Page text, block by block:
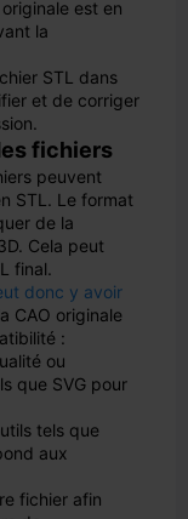
est en
la
STL dans
et de corriger
fichiers
peuvent
STL. Le format
de la
Cela peut
final.
donc y avoir
CAO originale
:
ou
que SVG pour
tels que
aux
fichier afin